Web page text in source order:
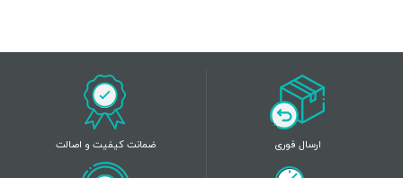
ارسال فوری ضمانت کیفیت و اصالت